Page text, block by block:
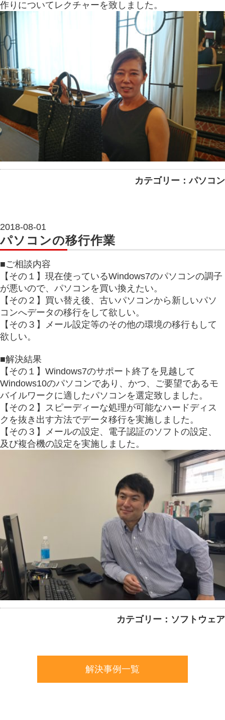
作りについてレクチャーを致しました。
カテゴリー：パソコン
2018-08-01
パソコンの移行作業
■ご相談内容
【その１】現在使っているWindows7のパソコンの調子
が悪いので、パソコンを買い換えたい。
【その２】買い替え後、古いパソコンから新しいパソ
コンへデータの移行をして欲しい。
【その３】メール設定等のその他の環境の移行もして
欲しい。
■解決結果
【その１】Windows7のサポート終了を見越して
Windows10のパソコンであり、かつ、ご要望であるモ
バイルワークに適したパソコンを選定致しました。
【その２】スピーディーな処理が可能なハードディス
クを抜き出す方法でデータ移行を実施しました。
【その３】メールの設定、電子認証のソフトの設定、
及び複合機の設定を実施しました。
カテゴリー：ソフトウェア
解決事例一覧